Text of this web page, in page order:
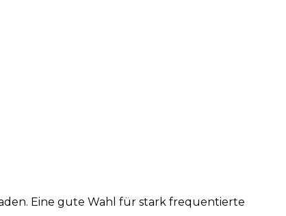
Eine gute Wahl für stark frequentierte